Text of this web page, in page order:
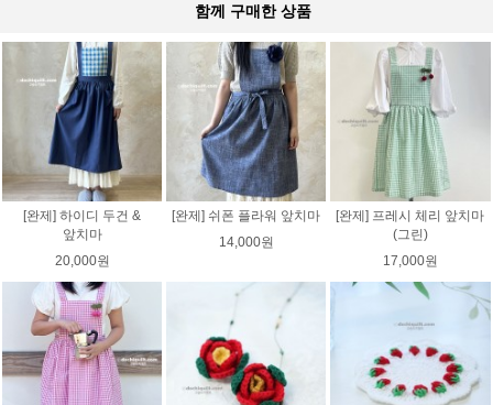
함께 구매한 상품
[완제] 하이디 두건 &
앞치마
20,000원
[완제] 쉬폰 플라워 앞치마
14,000원
[완제] 프레시 체리 앞치마
(그린)
17,000원